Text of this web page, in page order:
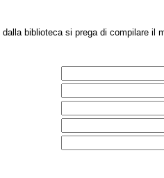
dalla biblioteca si prega di compilare il